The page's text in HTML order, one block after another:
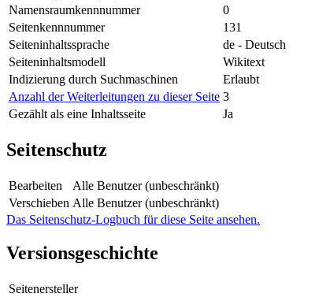
Namensraumkennnummer
0
Seitenkennnummer
131
Seiteninhaltssprache
de - Deutsch
Seiteninhaltsmodell
Wikitext
Indizierung durch Suchmaschinen
Erlaubt
Anzahl der Weiterleitungen zu dieser Seite 3
Gezählt als eine Inhaltsseite
Ja
Seitenschutz
Bearbeiten
Alle Benutzer (unbeschränkt)
Verschieben Alle Benutzer (unbeschränkt)
Das Seitenschutz-Logbuch für diese Seite ansehen.
Versionsgeschichte
Seitenersteller